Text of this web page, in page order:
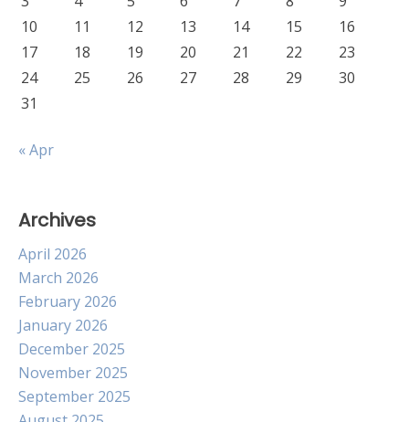
10
11 12 13 14 15
16
17
18 19 20 21 22
23
24
25 26 27 28 29
30
31
« Apr
Archives
April 2026
March 2026
February 2026
January 2026
December 2025
November 2025
September 2025